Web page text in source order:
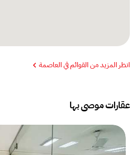
انظر المزيد من القوائم في العاصمة
عقارات موصى بها